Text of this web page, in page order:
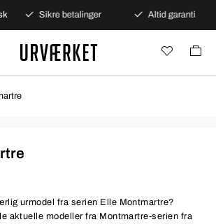
Sikre betalinger Altid garanti
urmodel fra serien Elle Montmartre?
aktuelle modeller fra Montmartre-serien fra